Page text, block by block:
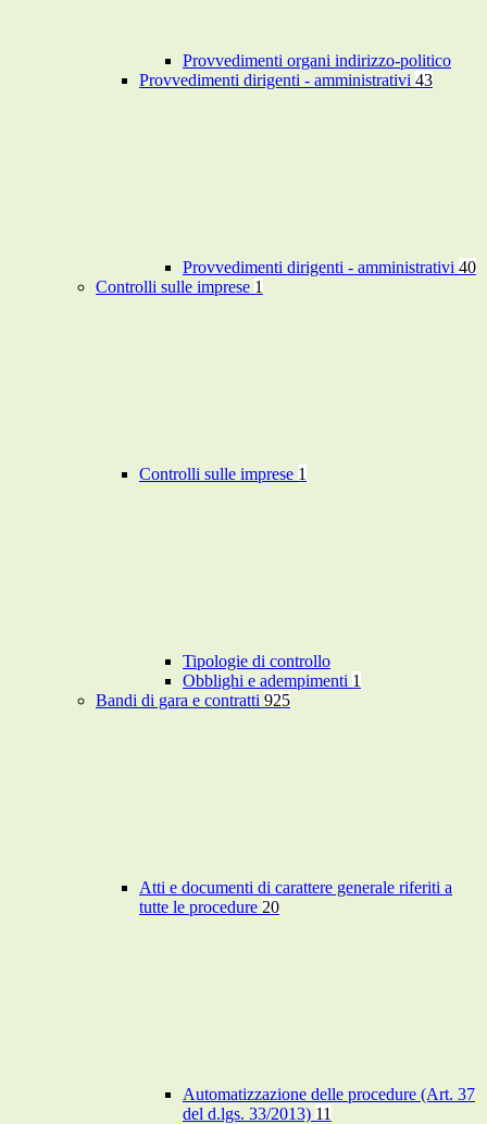
Provvedimenti organi indirizzo-politico
Provvedimenti dirigenti - amministrativi 43
Provvedimenti dirigenti - amministrativi 40
Controlli sulle imprese 1
Controlli sulle imprese 1
Tipologie di controllo
Obblighi e adempimenti 1
Bandi di gara e contratti 925
Atti e documenti di carattere generale riferiti a
tutte le procedure 20
Automatizzazione delle procedure (Art. 37
del d.lgs. 33/2013) 11